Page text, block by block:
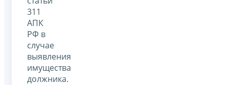
311
АПК
РФ в
случае
выявления
имущества
должника.